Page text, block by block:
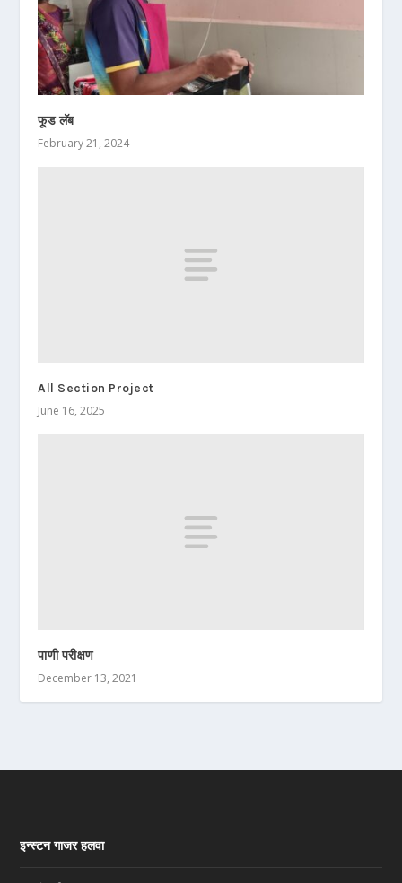
फूड लॅब
February 21, 2024
All Section Project
June 16, 2025
पाणी परीक्षण
December 13, 2021
इन्स्टन गाजर हलवा